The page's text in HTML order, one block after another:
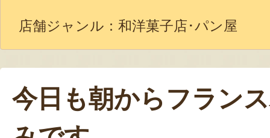
店舗ジャンル： 和洋菓子店･パン屋
今日も朝からフラン